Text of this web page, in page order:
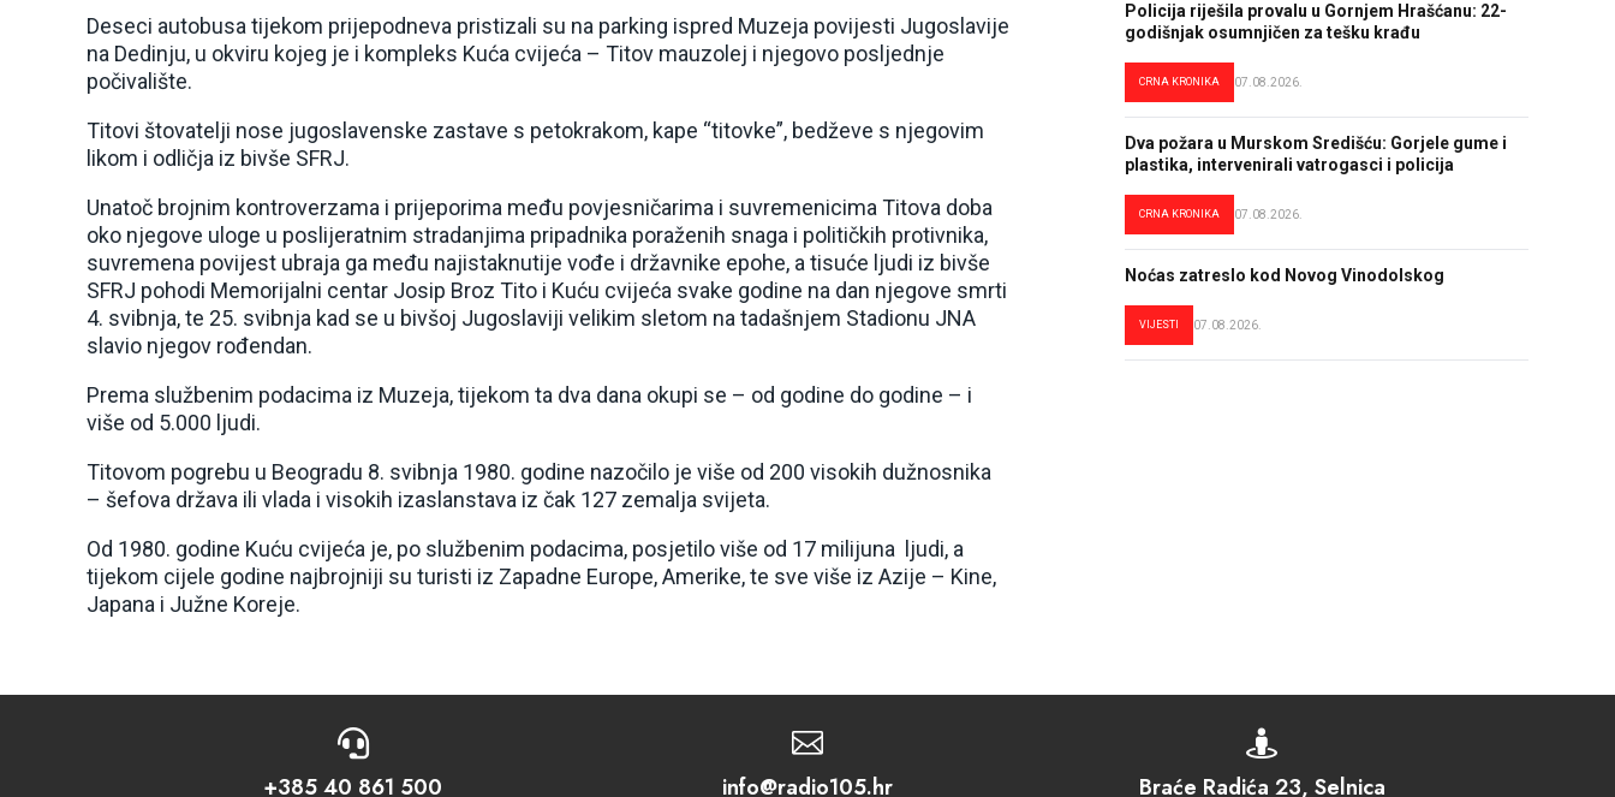
Deseci autobusa tijekom prijepodneva pristizali su na parking ispred Muzeja povijesti Jugoslavije
na Dedinju, u okviru kojeg je i kompleks Kuća cvijeća – Titov mauzolej i njegovo posljednje
počivalište.
Titovi štovatelji nose jugoslavenske zastave s petokrakom, kape “titovke”, bedževe s njegovim
likom i odličja iz bivše SFRJ.
Unatoč brojnim kontroverzama i prijeporima među povjesničarima i suvremenicima Titova doba
oko njegove uloge u poslijeratnim stradanjima pripadnika poraženih snaga i političkih protivnika,
suvremena povijest ubraja ga među najistaknutije vođe i državnike epohe, a tisuće ljudi iz bivše
SFRJ pohodi Memorijalni centar Josip Broz Tito i Kuću cvijeća svake godine na dan njegove smrti
4. svibnja, te 25. svibnja kad se u bivšoj Jugoslaviji velikim sletom na tadašnjem Stadionu JNA
slavio njegov rođendan.
Prema službenim podacima iz Muzeja, tijekom ta dva dana okupi se – od godine do godine – i
više od 5.000 ljudi.
Titovom pogrebu u Beogradu 8. svibnja 1980. godine nazočilo je više od 200 visokih dužnosnika
– šefova država ili vlada i visokih izaslanstava iz čak 127 zemalja svijeta.
Od 1980. godine Kuću cvijeća je, po službenim podacima, posjetilo više od 17 milijuna ljudi, a
tijekom cijele godine najbrojniji su turisti iz Zapadne Europe, Amerike, te sve više iz Azije – Kine,
Japana i Južne Koreje.
Policija riješila provalu u Gornjem Hrašćanu: 22-
godišnjak osumnjičen za tešku krađu
CRNA KRONIKA 07.08.2026.
Dva požara u Murskom Središću: Gorjele gume i
plastika, intervenirali vatrogasci i policija
CRNA KRONIKA 07.08.2026.
Noćas zatreslo kod Novog Vinodolskog
VIJESTI 07.08.2026.

+385 40 861 500

info@radio105.hr

Braće Radića 23, Selnica